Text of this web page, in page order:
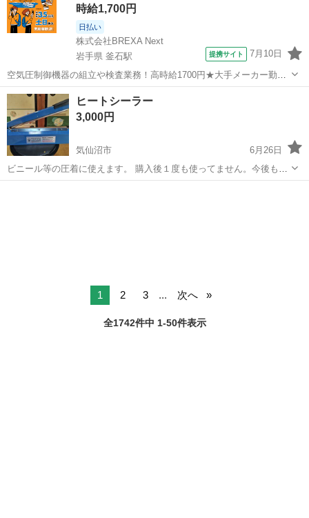
時給1,700円
日払い
株式会社BREXA Next
岩手県 釜石駅
提携サイト 7月10日
空気圧制御機器の組立や検査業務！高時給1700円★大手メーカー勤
務！嬉しい寮費無料！ワンルーム寮完備★マイカー通勤OK＆工場敷地
内に無料駐車場あり★！《岩手県釜石市》 人気の工場のお仕事 ◇空気
圧制御機器（シリンダ、バルブ...
岩手 釜石市 釜石駅
ヒートシーラー
3,000円
気仙沼市
6月26日
ビニール等の圧着に使えます。 購入後１度も使ってません。今後も使
う予定が無くなったのでお譲りしたいと思ってます。 電源２００ボル
1 2 3 ... 次へ
全1742件中 1-50件表示